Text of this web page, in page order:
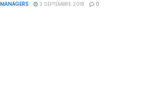
MANAGERS 3 SEPTEMBRE 2018 0